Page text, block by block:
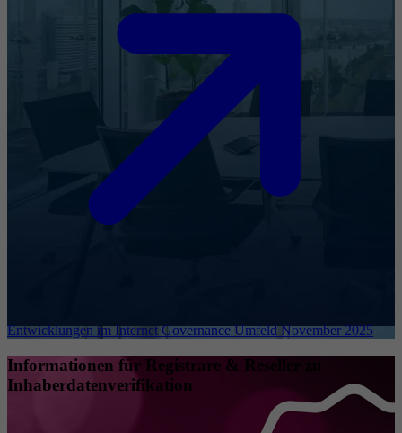
Entwicklungen im Internet Governance Umfeld November 2025
Informationen für Registrare & Reseller zu
Inhaberdatenverifikation